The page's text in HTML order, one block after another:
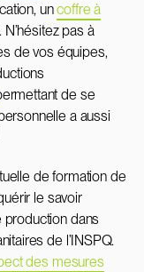
uncoffre à
pas à
de vos équipes,
de se
a aussi
de formation de
le savoir
dans
de l’INSPQ.
des mesures